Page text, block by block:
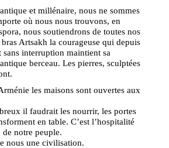
et millénaire, nous ne sommes
où nous nous trouvons, en
nous soutiendrons de toutes nos
Artsakh la courageuse qui depuis
sans interruption maintient sa
berceau. Les pierres, sculptées
les maisons sont ouvertes aux
il faudrait les nourrir, les portes
en table. C’est l’hospitalité
notre peuple.
nous une civilisation.